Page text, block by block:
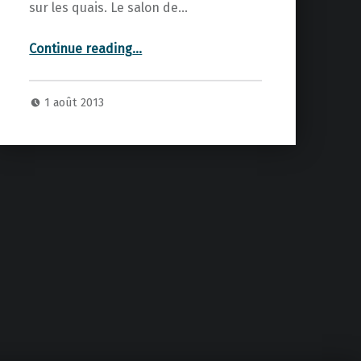
sur les quais. Le salon de…
Continue reading…
1 août 2013